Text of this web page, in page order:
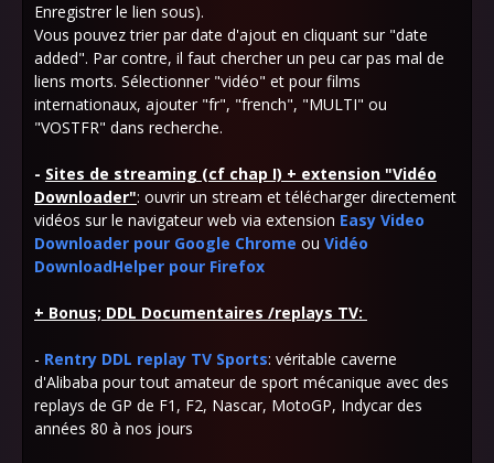
Enregistrer le lien sous).
Vous pouvez trier par date d'ajout en cliquant sur "date
added". Par contre, il faut chercher un peu car pas mal de
liens morts. Sélectionner "vidéo" et pour films
internationaux, ajouter "fr", "french", "MULTI" ou
"VOSTFR" dans recherche.
- Sites de streaming (cf chap I) + extension "Vidéo
Downloader": ouvrir un stream et télécharger directement
vidéos sur le navigateur web via extension Easy Video
Downloader pour Google Chrome ou Vidéo
DownloadHelper pour Firefox
+ Bonus; DDL Documentaires /replays TV:
- Rentry DDL replay TV Sports: véritable caverne
d'Alibaba pour tout amateur de sport mécanique avec des
replays de GP de F1, F2, Nascar, MotoGP, Indycar des
années 80 à nos jours